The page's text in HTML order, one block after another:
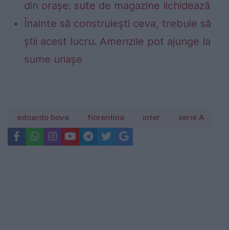
din orașe: sute de magazine lichidează
Înainte să construiești ceva, trebuie să
știi acest lucru. Amenzile pot ajunge la
sume uriașe
edoardo bove fiorentina inter serie A